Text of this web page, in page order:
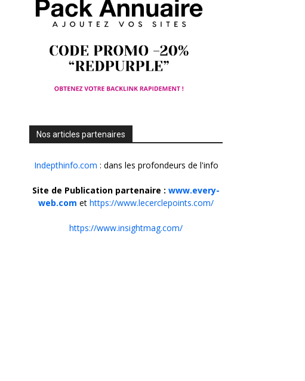
Nos articles partenaires
Indepthinfo.com : dans les profondeurs de l'info
Site de Publication partenaire : www.every-
web.com et https://www.lecerclepoints.com/
https://www.insightmag.com/